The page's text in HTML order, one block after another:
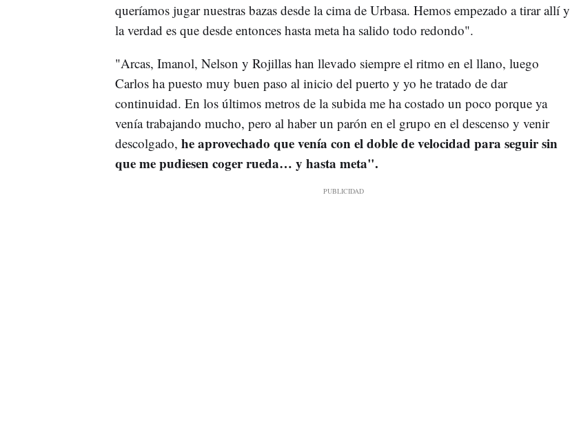
queríamos jugar nuestras bazas desde la cima de Urbasa. Hemos empezado a tirar allí y
la verdad es que desde entonces hasta meta ha salido todo redondo".
"Arcas, Imanol, Nelson y Rojillas han llevado siempre el ritmo en el llano, luego
Carlos ha puesto muy buen paso al inicio del puerto y yo he tratado de dar
continuidad. En los últimos metros de la subida me ha costado un poco porque ya
venía trabajando mucho, pero al haber un parón en el grupo en el descenso y venir
descolgado, he aprovechado que venía con el doble de velocidad para seguir sin
que me pudiesen coger rueda… y hasta meta".